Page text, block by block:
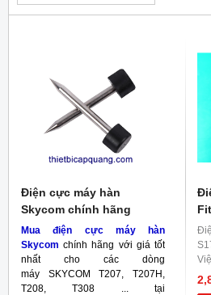
Điện cực máy hàn
Skycom chính hãng
Mua điện cực máy hàn
Skycom chính hãng với giá tốt
nhất cho các dòng
máy SKYCOM T207, T207H,
T208, T308 ... tại